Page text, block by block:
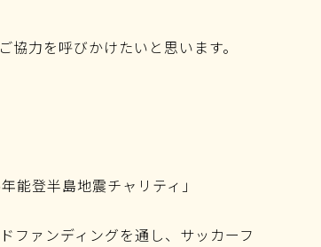
力を呼びかけたいと思います。
登半島地震チャリティ」
ファンディングを通し、サッカーフ